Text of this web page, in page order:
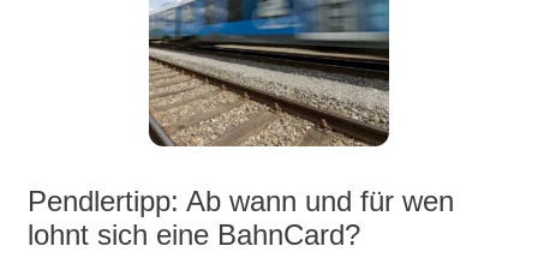
Pendlertipp: Ab wann und für wen
lohnt sich eine BahnCard?